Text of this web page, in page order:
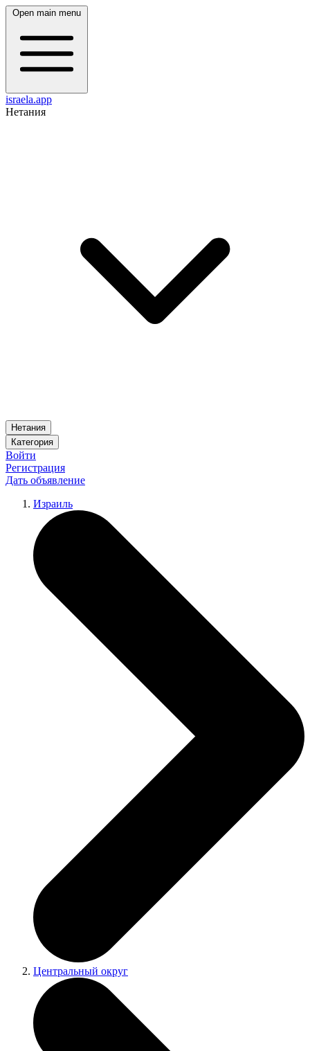
Open main menu
israela.app
Нетания
Нетания
Категория
Войти
Регистрация
Дать объявление
Израиль
Центральный округ